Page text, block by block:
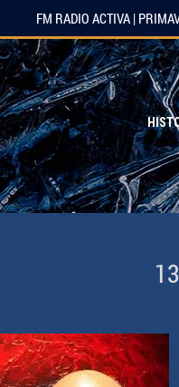
FM RADIO ACTIVA |